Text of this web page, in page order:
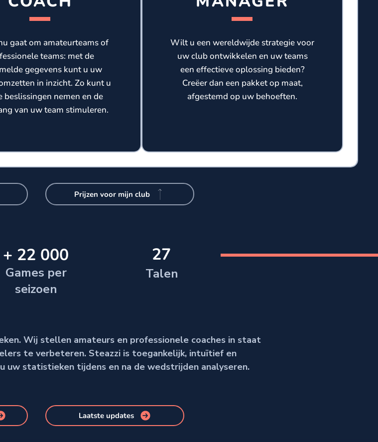
gaat om amateurteams of
teams: met de
gegevens kunt u uw
in inzicht. Zo kunt u
beslissingen nemen en de
van uw team stimuleren.
Wilt u een wereldwijde strategie voor
uw club ontwikkelen en uw teams
een effectieve oplossing bieden?
Creëer dan een pakket op maat,
afgestemd op uw behoeften.
Prijzen voor mijn club
+ 22 000
Games per
seizoen
27
Talen
Wij stellen amateurs en professionele coaches in staat
te verbeteren. Steazzi is toegankelijk, intuïtief en
uw statistieken tijdens en na de wedstrijden analyseren.
Laatste updates